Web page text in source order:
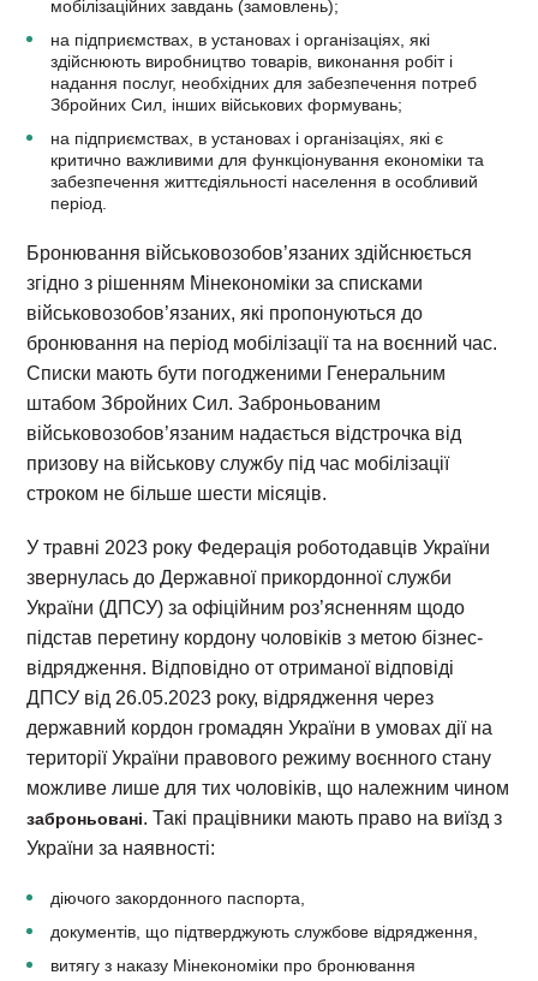
мобілізаційних завдань (замовлень);
на підприємствах, в установах і організаціях, які
здійснюють виробництво товарів, виконання робіт і
надання послуг, необхідних для забезпечення потреб
Збройних Сил, інших військових формувань;
на підприємствах, в установах і організаціях, які є
критично важливими для функціонування економіки та
забезпечення життєдіяльності населення в особливий
період.
Бронювання військовозобов’язаних здійснюється
згідно з рішенням Мінекономіки за списками
військовозобов’язаних, які пропонуються до
бронювання на період мобілізації та на воєнний час.
Списки мають бути погодженими Генеральним
штабом Збройних Сил. Заброньованим
військовозобов’язаним надається відстрочка від
призову на військову службу під час мобілізації
строком не більше шести місяців.
У травні 2023 року Федерація роботодавців України
звернулась до Державної прикордонної служби
України (ДПСУ) за офіційним роз’ясненням щодо
підстав перетину кордону чоловіків з метою бізнес-
відрядження. Відповідно от отриманої відповіді
ДПСУ від 26.05.2023 року, відрядження через
державний кордон громадян України в умовах дії на
території України правового режиму воєнного стану
можливе лише для тих чоловіків, що належним чином
заброньовані. Такі працівники мають право на виїзд з
України за наявності:
діючого закордонного паспорта,
документів, що підтверджують службове відрядження,
витягу з наказу Мінекономіки про бронювання